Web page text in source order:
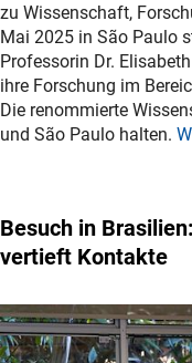
zu Wissenschaft,
Mai 2025 in São Paulo
Professorin Dr.
ihre Forschung im
Die renommierte
und São Paulo halten.
Besuch in
vertieft Kontakte